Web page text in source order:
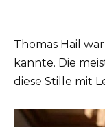
Thomas Hail
kannte. Die
diese Stille mit